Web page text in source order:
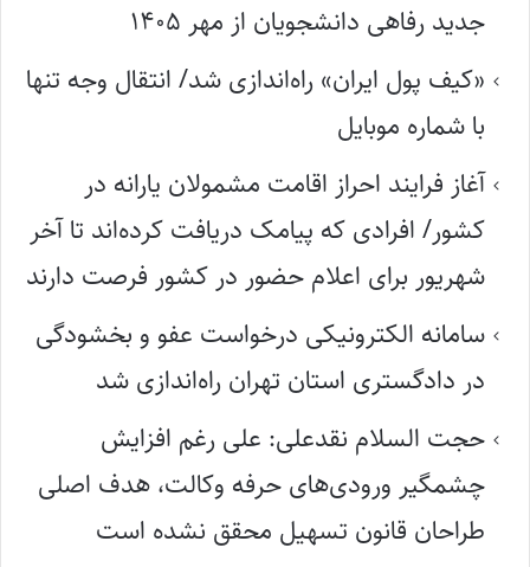
جدید رفاهی دانشجویان از مهر ۱۴۰۵
«کیف پول ایران» راه‌اندازی شد/ انتقال وجه تنها
با شماره موبایل
آغاز فرایند احراز اقامت مشمولان یارانه در
کشور/ افرادی که پیامک دریافت کرده‌اند تا آخر
شهریور برای اعلام حضور در کشور فرصت دارند
سامانه الکترونیکی درخواست عفو و بخشودگی
در دادگستری استان تهران راه‌اندازی شد
حجت السلام نقدعلی: علی رغم افزایش
چشمگیر ورودی‌های حرفه وکالت، هدف اصلی
طراحان قانون تسهیل محقق نشده است